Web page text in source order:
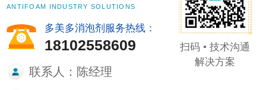
ANTIFOAM INDUSTRY SOLUTIONS
多美多消泡剂服务热线：
18102558609
联系人：陈经理
扫码 • 技术沟通
解决方案